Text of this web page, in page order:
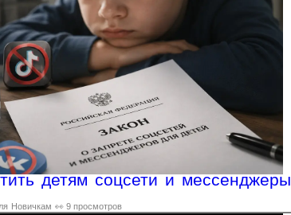
детям соцсети и мессенджеры
Новичкам 👀 9 просмотров